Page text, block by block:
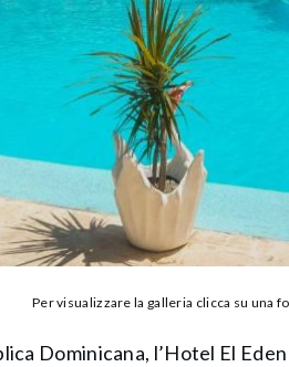
Per visualizzare la galleria clicca su una
Dominicana, l’Hotel El